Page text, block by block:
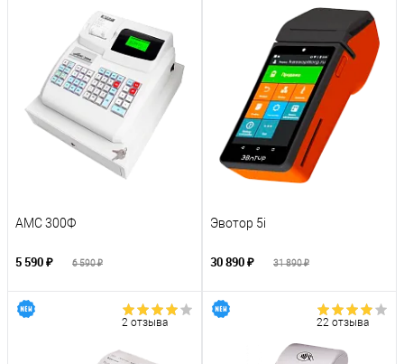
АМС 300Ф
5 590 ₽ 6 590 ₽
Эвотор 5i
30 890 ₽ 31 890 ₽
2 отзыва 22 отзыва